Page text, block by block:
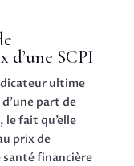
d’une SCPI
ultime
part de
le fait qu’elle
prix de
financière